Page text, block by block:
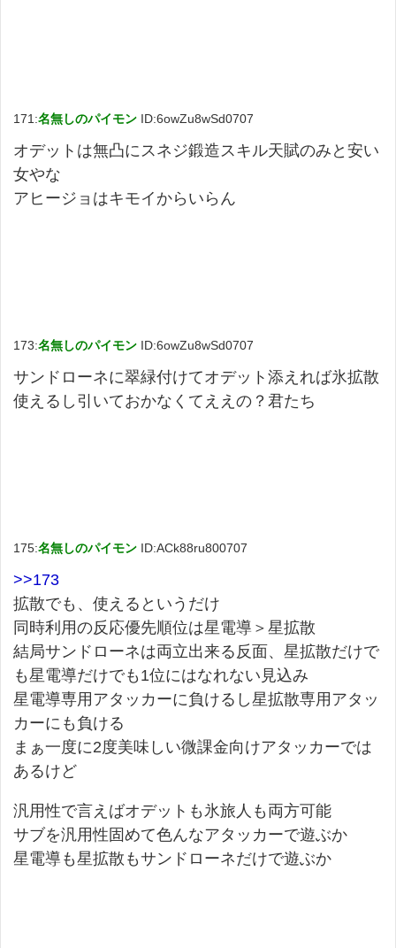
171:名無しのパイモン ID:6owZu8wSd0707
オデットは無凸にスネジ鍛造スキル天賦のみと安い
女やな
アヒージョはキモイからいらん
173:名無しのパイモン ID:6owZu8wSd0707
サンドローネに翠緑付けてオデット添えれば氷拡散
使えるし引いておかなくてええの？君たち
175:名無しのパイモン ID:ACk88ru800707
>>173
拡散でも、使えるというだけ
同時利用の反応優先順位は星電導＞星拡散
結局サンドローネは両立出来る反面、星拡散だけで
も星電導だけでも1位にはなれない見込み
星電導専用アタッカーに負けるし星拡散専用アタッ
カーにも負ける
まぁ一度に2度美味しい微課金向けアタッカーでは
あるけど
汎用性で言えばオデットも氷旅人も両方可能
サブを汎用性固めて色んなアタッカーで遊ぶか
星電導も星拡散もサンドローネだけで遊ぶか